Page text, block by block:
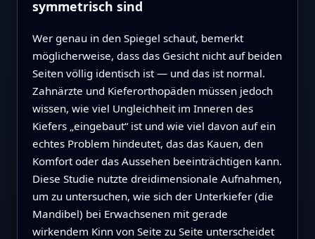
symmetrisch sind
Wer genau in den Spiegel schaut, bemerkt
möglicherweise, dass das Gesicht nicht auf beiden
Seiten völlig identisch ist — und das ist normal.
Zahnärzte und Kieferorthopäden müssen jedoch
wissen, wie viel Ungleichheit im Inneren des
Kiefers „eingebaut“ ist und wie viel davon auf ein
echtes Problem hindeutet, das das Kauen, den
Komfort oder das Aussehen beeinträchtigen kann.
Diese Studie nutzte dreidimensionale Aufnahmen,
um zu untersuchen, wie sich der Unterkiefer (die
Mandibel) bei Erwachsenen mit gerade
wirkendem Kinn von Seite zu Seite unterscheidet